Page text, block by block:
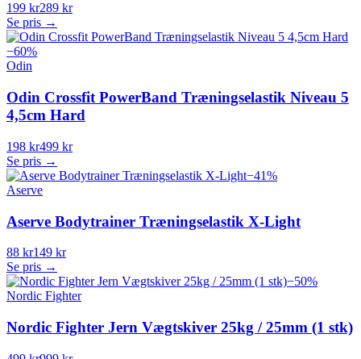
199 kr289 kr
Se pris →
−60%
Odin
Odin Crossfit PowerBand Træningselastik Niveau 5
4,5cm Hard
198 kr499 kr
Se pris →
−41%
Aserve
Aserve Bodytrainer Træningselastik X-Light
88 kr149 kr
Se pris →
−50%
Nordic Fighter
Nordic Fighter Jern Vægtskiver 25kg / 25mm (1 stk)